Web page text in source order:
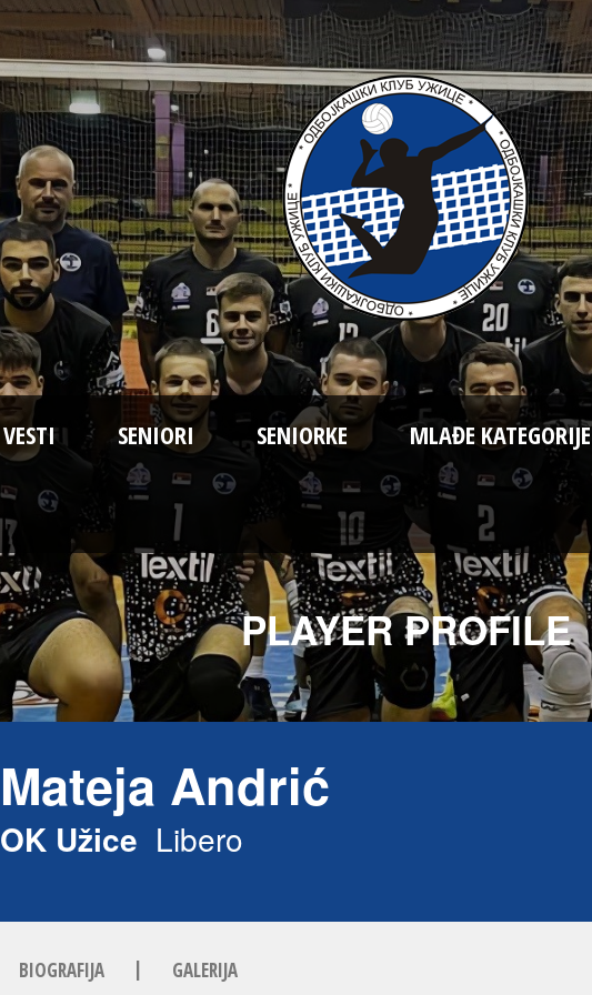
VESTI SENIORI SENIORKE MLAĐE KATEGORIJE
PLAYER PROFILE
Mateja Andrić
OK Užice Libero
BIOGRAFIJA | GALERIJA